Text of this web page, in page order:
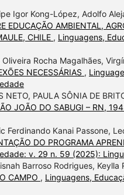
Igor Kong-López, Adolfo
EDUCAÇÃO AMBIENTAL,
CHILE , Linguagens,
Rocha Magalhães,
NECESSÁRIAS ,
NETO, PAULA SÔNIA DE
JOÃO DO SABUGI – RN,
Ferdinando Kanai Passone,
DO PROGRAMA
v. 29 n. 59 (2025):
Barroso Rodrigues, Keylla
CAMPO , Linguagens,